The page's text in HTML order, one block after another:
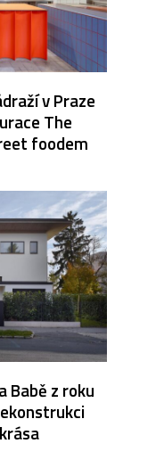
v Praze
The
foodem
Babě z roku